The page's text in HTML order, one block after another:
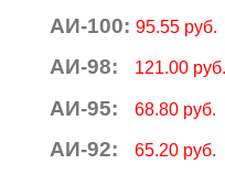
АИ-100: 95.55 руб.
АИ-98: 121.00 руб.
АИ-95: 68.80 руб.
АИ-92: 65.20 руб.